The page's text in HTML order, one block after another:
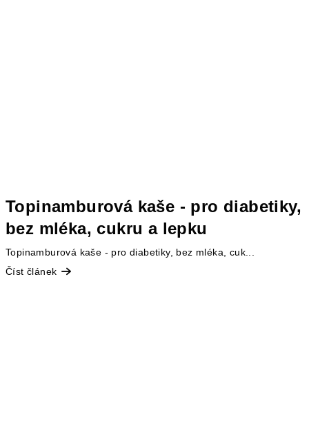
Topinamburová kaše - pro diabetiky,
bez mléka, cukru a lepku
Topinamburová kaše - pro diabetiky, bez mléka, cuk...
Číst článek